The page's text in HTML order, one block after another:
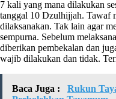
7 kali yang mana dilakukan
tanggal 10 Dzulhijjah. Tawaf
dilaksanakan. Tak lain agar
sempurna. Sebelum
diberikan pembekalan dan
wajib dilakukan dan tidak.
Baca Juga :
Rukun